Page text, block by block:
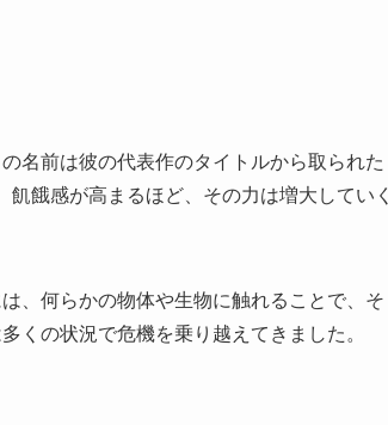
名前は彼の代表作のタイトルから取られた
餓感が高まるほど、その力は増大していく
、何らかの物体や生物に触れることで、そ
くの状況で危機を乗り越えてきました。